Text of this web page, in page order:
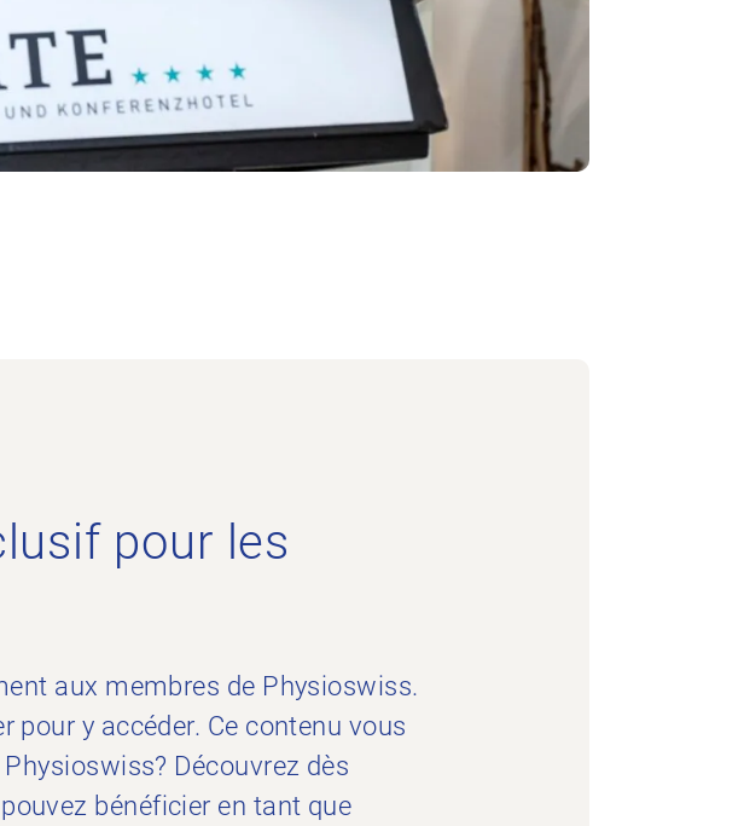
pour les
aux membres de Physioswiss.
pour y accéder. Ce contenu vous
Découvrez dès
bénéficier en tant que